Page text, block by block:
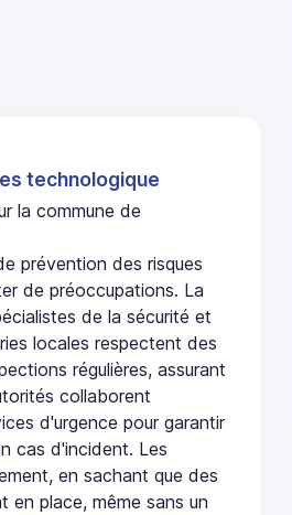
technologique
la commune de
prévention des risques
de préoccupations. La
de la sécurité et
locales respectent des
régulières, assurant
collaborent
d'urgence pour garantir
cas d'incident. Les
en sachant que des
en place, même sans un